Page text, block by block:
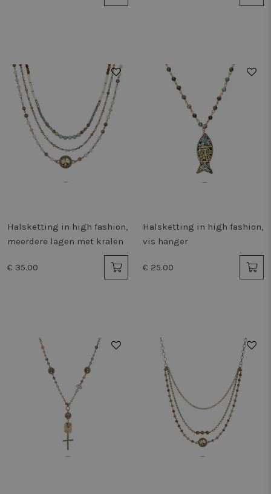
Halsketting in high fashion,
meerdere lagen met kralen
€ 35.00
Halsketting in high fashion,
vis hanger
€ 25.00